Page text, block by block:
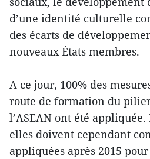
d’une identité culturelle
des écarts de
nouveaux États membres.
A ce jour, 100% des
route de formation du
l’ASEAN ont été
elles doivent cependant
appliquées après 2015